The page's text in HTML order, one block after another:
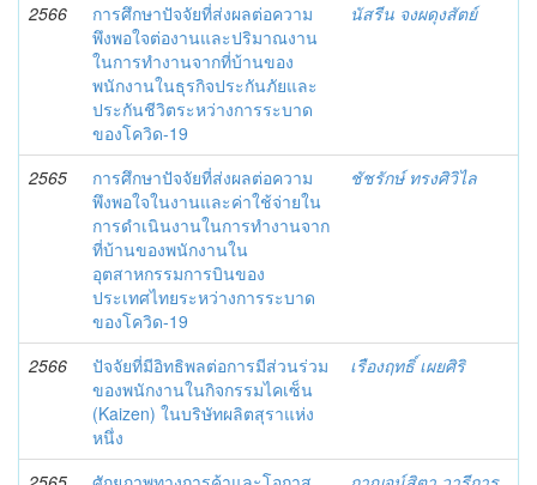
2566
การศึกษาปัจจัยที่ส่งผลต่อความ
พึงพอใจต่องานและปริมาณงาน
ในการทำงานจากที่บ้านของ
พนักงานในธุรกิจประกันภัยและ
ประกันชีวิตระหว่างการระบาด
ของโควิด-19
นัสรีน จงผดุงสัตย์
2565
การศึกษาปัจจัยที่ส่งผลต่อความ
พึงพอใจในงานและค่าใช้จ่ายใน
การดำเนินงานในการทำงานจาก
ที่บ้านของพนักงานใน
อุตสาหกรรมการบินของ
ประเทศไทยระหว่างการระบาด
ของโควิด-19
ชัชรักษ์ ทรงศิวิไล
2566
ปัจจัยที่มีอิทธิพลต่อการมีส่วนร่วม
ของพนักงานในกิจกรรมไคเซ็น
(Kaizen) ในบริษัทผลิตสุราแห่ง
หนึ่ง
เรืองฤทธิ์ เผยศิริ